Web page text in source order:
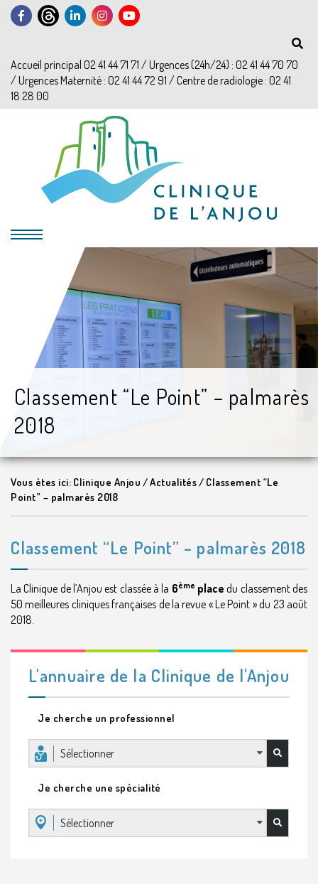
Accueil principal 02 41 44 71 71 / Urgences (24h/24) : 02 41 44 70 70
/ Urgences Maternité : 02 41 44 72 91 / Centre de radiologie : 02 41
18 28 00
Classement “Le Point” – palmarès
2018
Vous ètes ici: Clinique Anjou /Actualités/ Classement “Le
Point” – palmarès 2018
Classement “Le Point” – palmarès 2018
La Clinique de l’Anjou est classée à la 6ème place du classement des
50 meilleures cliniques françaises de la revue « Le Point » du 23 août
2018.
L'annuaire de la Clinique de l'Anjou
Je cherche un professionnel
Sélectionner
Je cherche une spécialité
Sélectionner